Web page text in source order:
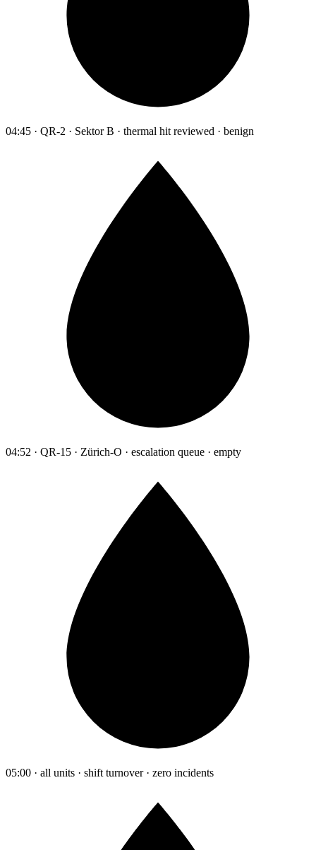
04:45 · QR-2 · Sektor B · thermal hit reviewed · benign
04:52 · QR-15 · Zürich-O · escalation queue · empty
05:00 · all units · shift turnover · zero incidents